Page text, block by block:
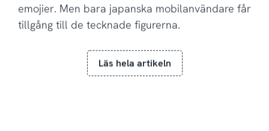
emojier. Men bara japanska mobilanvändare får
tillgång till de tecknade figurerna.
Läs hela artikeln